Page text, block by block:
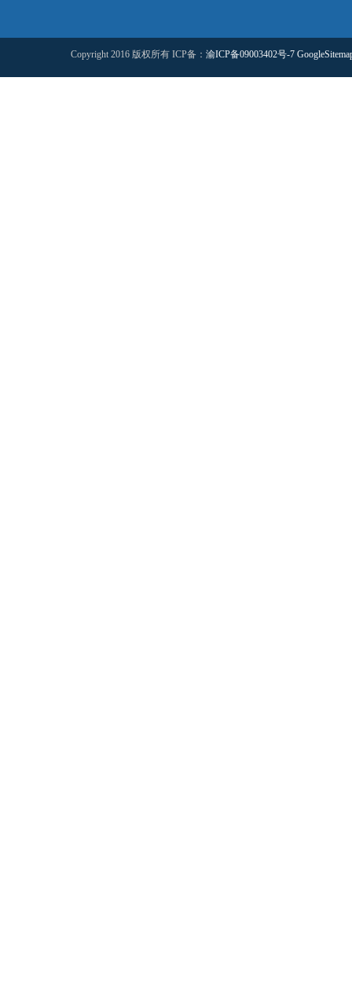
Copyright 2016 版权所有 ICP备： 渝ICP备09003402号-7